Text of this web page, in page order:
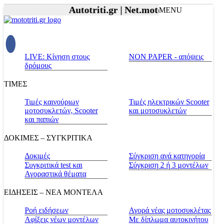
Autotriti.gr | Net.mototriti.gr |
MENU
LIVE: Κίνηση στους
δρόμους
NON PAPER - απόψεις
ΤΙΜΕΣ
Τιμές καινούριων
μοτοσυκλετών, Scooter
και παπιών
Τιμές ηλεκτρικών Scooter
και μοτοσυκλετών
ΔΟΚΙΜΕΣ – ΣΥΓΚΡΙΤΙΚΑ
Δοκιμές
Συγκριτικά test και
Αγοραστικά θέματα
Σύγκριση ανά κατηγορία
Σύγκριση 2 ή 3 μοντέλων
ΕΙΔΗΣΕΙΣ – ΝΕΑ ΜΟΝΤΕΛΑ
Ροή ειδήσεων
Αφίξεις νέων μοντέλων
Αγορά νέας μοτοσυκλέτας
Με δίπλωμα αυτοκινήτου